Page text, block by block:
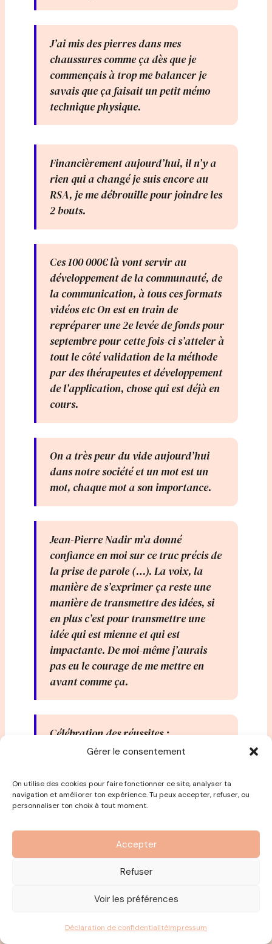
Gérer le consentement
On utilise des cookies pour faire fonctionner ce site, analyser ta
navigation et améliorer ton expérience. Tu peux accepter, refuser, ou
personnaliser ton choix à tout moment.
Accepter
Refuser
Voir les préférences
Déclaration de confidentialitéImpressum
J’ai mis des pierres dans mes
chaussures comme ça dès que je
commençais à trop me balancer je
savais que ça faisait un petit mémo
technique physique.
Financièrement aujourd’hui, il n’y a
rien qui a changé je suis encore au
RSA, je me débrouille pour joindre les
2 bouts.
Ces 100 000€ là vont servir au
développement de la communauté, de
la communication, à tous ces formats
vidéos etc On est en train de
repréparer une 2e levée de fonds pour
septembre pour cette fois-ci s’atteler à
tout le côté validation de la méthode
par des thérapeutes et développement
de l’application, chose qui est déjà en
cours.
On a très peur du vide aujourd’hui
dans notre société et un mot est un
mot, chaque mot a son importance.
Jean-Pierre Nadir m’a donné
confiance en moi sur ce truc précis de
la prise de parole (…). La voix, la
manière de s’exprimer ça reste une
manière de transmettre des idées, si
en plus c’est pour transmettre une
idée qui est mienne et qui est
impactante. De moi-même j’aurais
pas eu le courage de me mettre en
avant comme ça.
Célébration des réussites :
Je suis très enfant, je n’ai aucun mal à
contente (…) quand j’ai vraiment des
grands succès j’ai envie de faire la
fête mais la fête comme ça, la fête à
paillettes, la fête où on rigole, on
s’amuse, on crée des choses, où c’est
de l’art, où c’est beau, où tu as
l’impression d’être dans une toile.
A quel moment je me suis dit pourquoi